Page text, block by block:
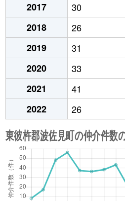
2017
30
2018
26
2019
31
2020
33
2021
41
2022
26